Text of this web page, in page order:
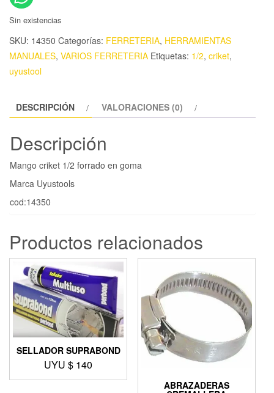
Sin existencias
SKU: 14350 Categorías: FERRETERIA, HERRAMIENTAS
MANUALES, VARIOS FERRETERIA Etiquetas: 1/2, criket,
uyustool
DESCRIPCIÓN VALORACIONES (0)
Descripción
Mango criket 1/2 forrado en goma
Marca Uyustools
cod:14350
Productos relacionados
SELLADOR SUPRABOND
UYU $ 140
ABRAZADERAS